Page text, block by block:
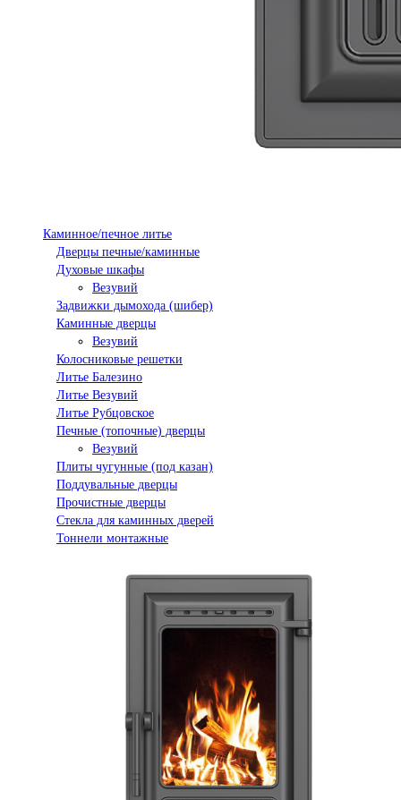
Каминное/печное литье
Дверцы печные/каминные
Духовые шкафы
Везувий
Задвижки дымохода (шибер)
Каминные дверцы
Везувий
Колосниковые решетки
Литье Балезино
Литье Везувий
Литье Рубцовское
Печные (топочные) дверцы
Везувий
Плиты чугунные (под казан)
Поддувальные дверцы
Прочистные дверцы
Стекла для каминных дверей
Тоннели монтажные